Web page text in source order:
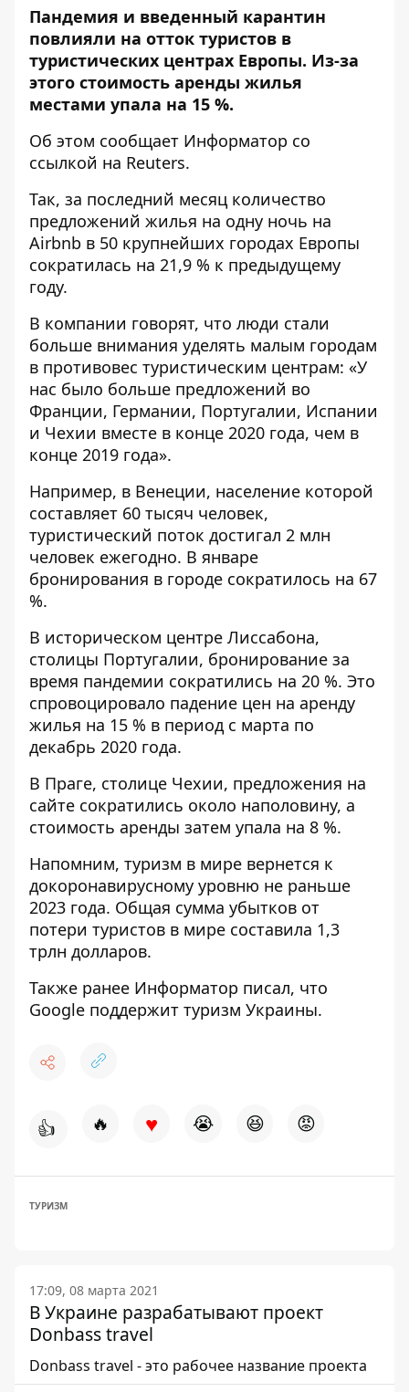
Пандемия и введенный карантин
повлияли на отток туристов в
туристических центрах Европы. Из-за
этого стоимость аренды жилья
местами упала на 15 %.
Об этом сообщает Информатор со
ссылкой на Reuters.
Так, за последний месяц количество
предложений жилья на одну ночь на
Airbnb в 50 крупнейших городах Европы
сократилась на 21,9 % к предыдущему
году.
В компании говорят, что люди стали
больше внимания уделять малым городам
в противовес туристическим центрам: «У
нас было больше предложений во
Франции, Германии, Португалии, Испании
и Чехии вместе в конце 2020 года, чем в
конце 2019 года».
Например, в Венеции, население которой
составляет 60 тысяч человек,
туристический поток достигал 2 млн
человек ежегодно. В январе
бронирования в городе сократилось на 67
%.
В историческом центре Лиссабона,
столицы Португалии, бронирование за
время пандемии сократились на 20 %. Это
спровоцировало падение цен на аренду
жилья на 15 % в период с марта по
декабрь 2020 года.
В Праге, столице Чехии, предложения на
сайте сократились около наполовину, а
стоимость аренды затем упала на 8 %.
Напомним, туризм в мире вернется к
докоронавирусному уровню не раньше
2023 года. Общая сумма убытков от
потери туристов в мире составила 1,3
трлн долларов.
Также ранее Информатор писал, что
Google поддержит туризм Украины.
👍 🔥 ♥ 😭 😆 😡
ТУРИЗМ
17:09, 08 марта 2021
В Украине разрабатывают проект
Donbass travel
Donbass travel - это рабочее название проекта